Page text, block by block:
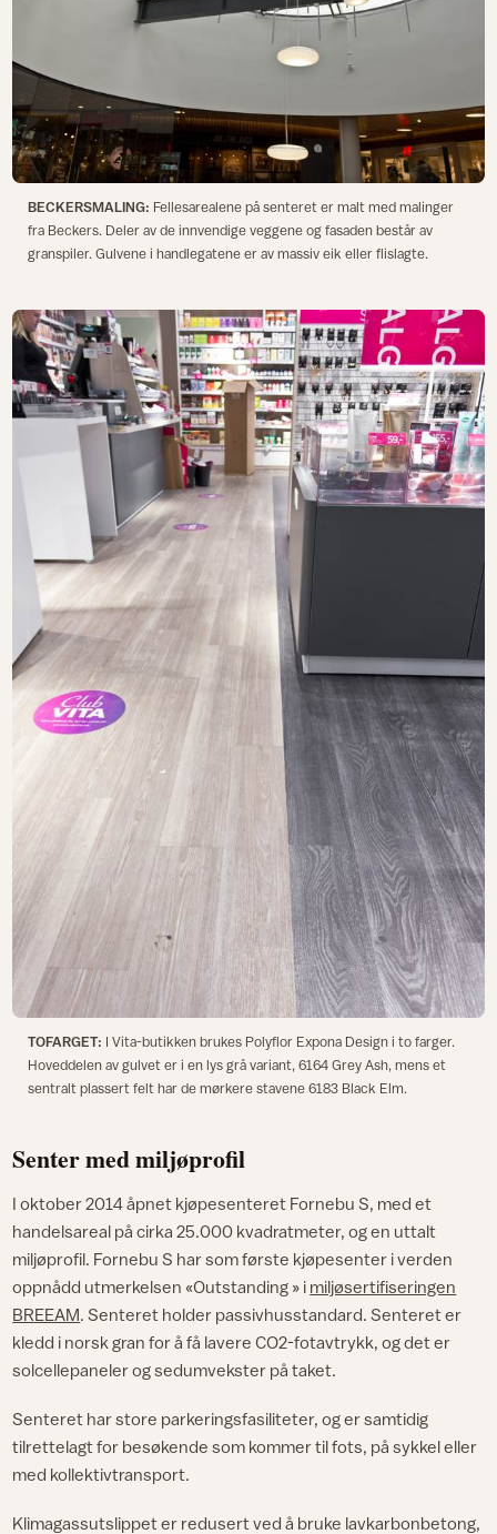
BECKERSMALING: Fellesarealene på senteret er malt med malinger
fra Beckers. Deler av de innvendige veggene og fasaden består av
granspiler. Gulvene i handlegatene er av massiv eik eller flislagte.
TOFARGET: I Vita-butikken brukes Polyflor Expona Design i to farger.
Hoveddelen av gulvet er i en lys grå variant, 6164 Grey Ash, mens et
sentralt plassert felt har de mørkere stavene 6183 Black Elm.
Senter med miljøprofil
I oktober 2014 åpnet kjøpesenteret Fornebu S, med et
handelsareal på cirka 25.000 kvadratmeter, og en uttalt
miljøprofil. Fornebu S har som første kjøpesenter i verden
oppnådd utmerkelsen «Outstanding » i miljøsertifiseringen
BREEAM. Senteret holder passivhusstandard. Senteret er
kledd i norsk gran for å få lavere CO2-fotavtrykk, og det er
solcellepaneler og sedumvekster på taket.
Senteret har store parkeringsfasiliteter, og er samtidig
tilrettelagt for besøkende som kommer til fots, på sykkel eller
med kollektivtransport.
Klimagassutslippet er redusert ved å bruke lavkarbonbetong,